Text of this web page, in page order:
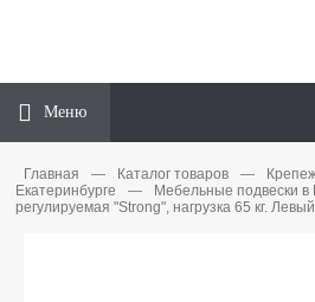
Меню
Главная — Каталог товаров —
Екатеринбурге
— Мебельные подвески в
регулируемая "Strong", нагрузка 65 кг.